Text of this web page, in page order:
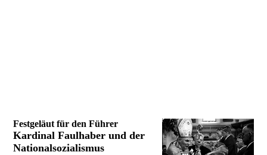
Festgeläut für den Führer
Kardinal Faulhaber und der
Nationalsozialismus